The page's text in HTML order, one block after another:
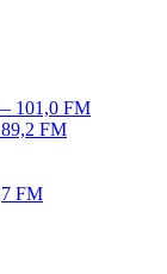
101,0 FM
FM
FM